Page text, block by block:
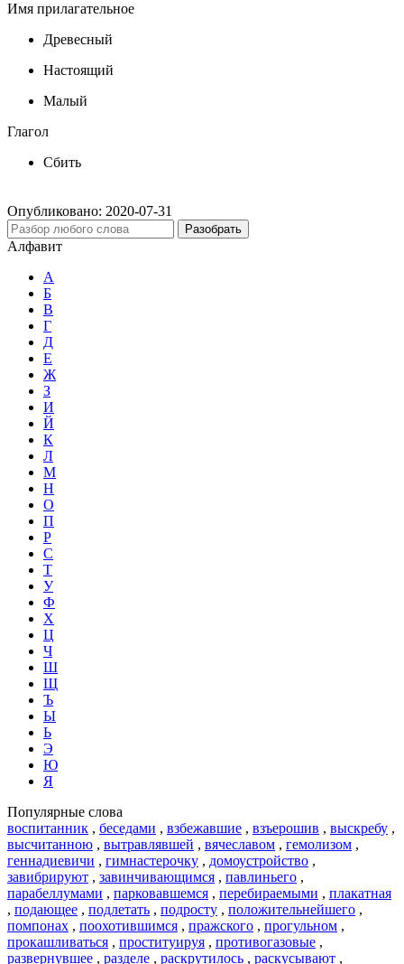
Имя прилагательное
Древесный
Настоящий
Малый
Глагол
Сбить
Опубликовано: 2020-07-31
Разобрать
Алфавит
А
Б
В
Г
Д
Е
Ж
З
И
Й
К
Л
М
Н
О
П
Р
С
Т
У
Ф
Х
Ц
Ч
Ш
Щ
Ъ
Ы
Ь
Э
Ю
Я
Популярные слова
воспитанник , беседами , взбежавшие , взъерошив , выскребу ,
высчитанною , вытравлявшей , вячеславом , гемолизом ,
геннадиевичи , гимнастерочку , домоустройство ,
завибрируют , завинчивающимся , павлиньего ,
парабеллумами , парковавшемся , перебираемыми , плакатная
, подающее , подлетать , подросту , положительнейшего ,
помпонах , поохотившимся , пражского , прогульном ,
прокашливаться , проституируя , противогазовые ,
развернувшее , разделе , раскрутилось , раскусывают ,